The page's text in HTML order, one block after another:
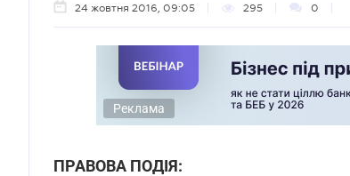
24 жовтня 2016, 09:05 295 0
Реклама
ПРАВОВА ПОДІЯ: